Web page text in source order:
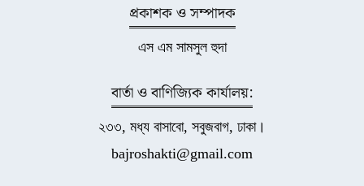
প্রকাশক ও সম্পাদক
এস এম সামসুল হুদা
বার্তা ও বাণিজ্যিক কার্যালয়:
২৩৩, মধ্য বাসাবো, সবুজবাগ, ঢাকা।
bajroshakti@gmail.com